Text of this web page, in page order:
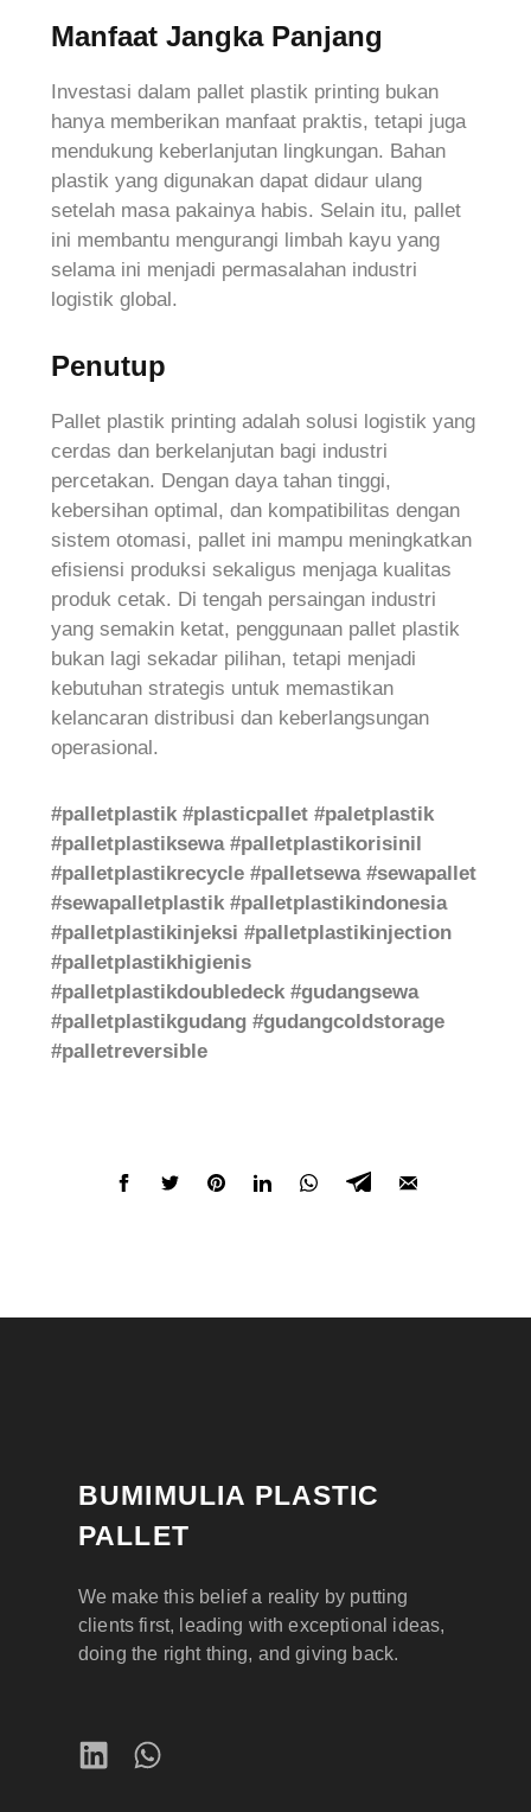
Manfaat Jangka Panjang
Investasi dalam pallet plastik printing bukan
hanya memberikan manfaat praktis, tetapi juga
mendukung keberlanjutan lingkungan. Bahan
plastik yang digunakan dapat didaur ulang
setelah masa pakainya habis. Selain itu, pallet
ini membantu mengurangi limbah kayu yang
selama ini menjadi permasalahan industri
logistik global.
Penutup
Pallet plastik printing adalah solusi logistik yang
cerdas dan berkelanjutan bagi industri
percetakan. Dengan daya tahan tinggi,
kebersihan optimal, dan kompatibilitas dengan
sistem otomasi, pallet ini mampu meningkatkan
efisiensi produksi sekaligus menjaga kualitas
produk cetak. Di tengah persaingan industri
yang semakin ketat, penggunaan pallet plastik
bukan lagi sekadar pilihan, tetapi menjadi
kebutuhan strategis untuk memastikan
kelancaran distribusi dan keberlangsungan
operasional.
#palletplastik #plasticpallet #paletplastik
#palletplastiksewa #palletplastikorisinil
#palletplastikrecycle #palletsewa #sewapallet
#sewapalletplastik #palletplastikindonesia
#palletplastikinjeksi #palletplastikinjection
#palletplastikhigienis
#palletplastikdoubledeck #gudangsewa
#palletplastikgudang #gudangcoldstorage
#palletreversible
BUMIMULIA PLASTIC
PALLET
We make this belief a reality by putting
clients first, leading with exceptional ideas,
doing the right thing, and giving back.